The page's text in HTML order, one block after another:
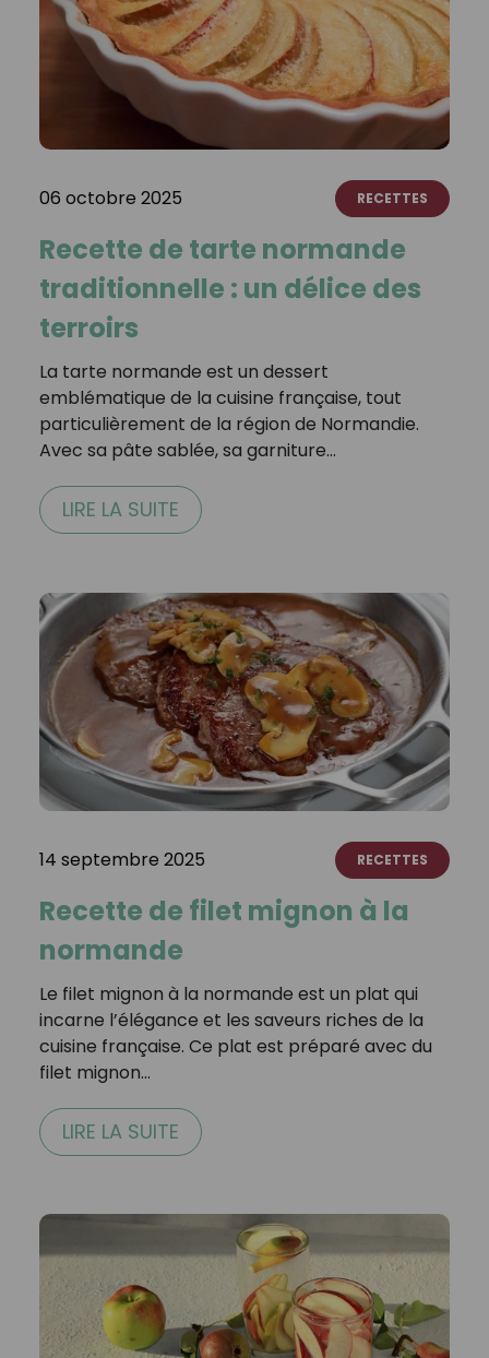
06 octobre 2025 RECETTES
Recette de tarte normande
traditionnelle : un délice des
terroirs
La tarte normande est un dessert
emblématique de la cuisine française, tout
particulièrement de la région de Normandie.
Avec sa pâte sablée, sa garniture…
LIRE LA SUITE
14 septembre 2025 RECETTES
Recette de filet mignon à la
normande
Le filet mignon à la normande est un plat qui
incarne l’élégance et les saveurs riches de la
cuisine française. Ce plat est préparé avec du
filet mignon…
LIRE LA SUITE